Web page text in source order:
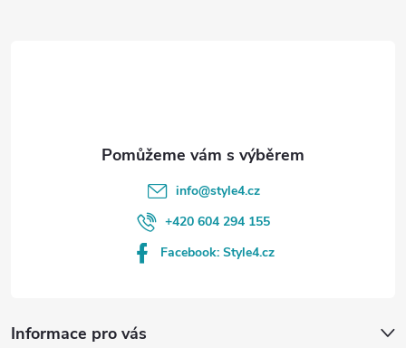
Informace pro vás
info@style4.cz
+420 604 294 155
Facebook: Style4.cz